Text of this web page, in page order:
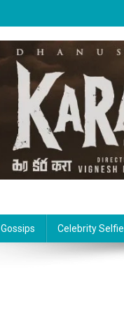
Gossips Celebrity Selfie